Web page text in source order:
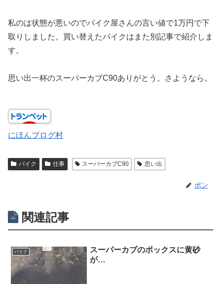
私のは状態が悪いのでバイク屋さんの言い値で1万円で下
取りしました。買い替えたバイクはまた別記事で紹介しま
す。
思い出一杯のスーパーカブC90ありがとう。さようなら。
にほんブログ村
バイク 仕事 スーパーカブC90 思い出
ポン
関連記事
バイク
スーパーカブのボックスに黄砂
が…